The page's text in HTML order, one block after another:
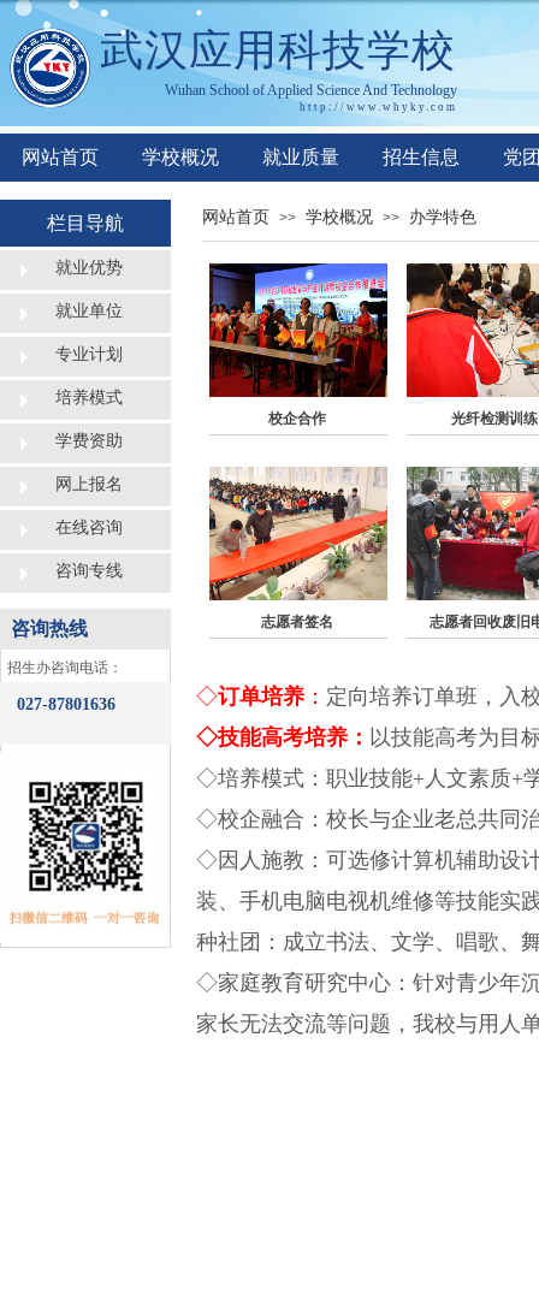
武汉应用科技学校
Wuhan School ofApplied ScienceAnd Technology
http://www.whyky.co m
网站首页 学校概况 就业质量 招生信息 党
栏目导航 网站首页 >> 学校概况 >> 办学特色
校企合作 光纤检测训练
志愿者签名 志愿者回收废旧
就业优势
就业单位
专业计划
培养模式
学费资助
网上报名
在线咨询
咨询专线
咨询热线
​招生办咨询电话：
027-87801636 ◇订单培养 ： 定向培养订单班，入
◇技能高考培养 ： 以技能高考为目
◇培养模式： 职业技能+人文素质+
◇校企融合： 校长与企业老总共同
◇因人施教：可选修计算机辅助设
装、手机电脑电视机维修等技能实
种社团：成立书法、文学、唱歌、
◇家庭教育研究中心 ： 针对青少年
家长无法交流等问题， 我校与用人